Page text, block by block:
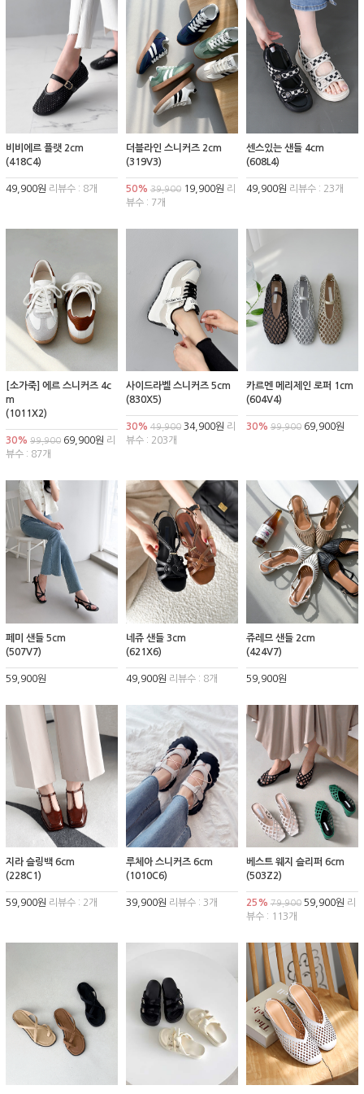
비비에르 플랫 2cm
(418C4)
49,900원 리뷰수 : 8개
더블라인 스니커즈 2cm
(319V3)
50% 39,90019,900원 리
뷰수 : 7개
센스있는 샌들 4cm
(608L4)
49,900원 리뷰수 : 23개
[소가죽] 에르 스니커즈 4c
m
(1011X2)
30% 99,900 69,900원 리
뷰수 : 87개
사이드라벨 스니커즈 5cm
(830X5)
30% 49,90034,900원 리
뷰수 : 203개
카르멘 메리제인 로퍼 1cm
(604V4)
30% 99,90069,900원
페미 샌들 5cm
(507V7)
59,900원
네쥬 샌들 3cm
(621X6)
49,900원 리뷰수 : 8개
쥬레므 샌들 2cm
(424V7)
59,900원
지라 슬링백 6cm
(228C1)
59,900원 리뷰수 : 2개
루체아 스니커즈 6cm
(1010C6)
39,900원 리뷰수 : 3개
베스트 웨지 슬리퍼 6cm
(503Z2)
25% 79,90059,900원 리
뷰수 : 113개